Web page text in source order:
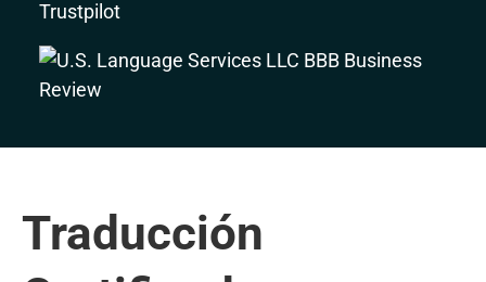
Trustpilot
Traducción